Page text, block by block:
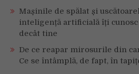
Mașinile de spălat și
inteligență artificială îți
decât tine
De ce reapar mirosurile din
Ce se întâmplă, de fapt, în